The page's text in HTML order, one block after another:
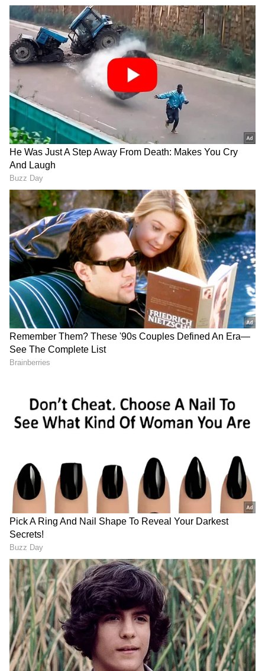
ఆయన స్పీడు తగ్గించారు. అయితే తాజాగా ఈ కబ్జా చిత్రం
టీజర్ వచ్చి ఆశ్చర్యపరిచింది. కేజీఎఫ్ పోలికలతో ట్రైలర్
వచ్చినా మంచి ఎక్సపెక్టేషన్స్ క్రియేట్ చేసింది. ఈ క్రమంలో
విడుదలైన ఈ చిత్రం ఆ అంచనాలను అందుకుందా..అసలు
ఈ కబ్జా కథేంటి..చూడదగ్గ సినిమాయేనా వంటి విషయాలు
రివ్యూలో చూద్దాం.
గూగుల్‌లో ఆసక్తికరమైన సమాచారం కోసం ఏసియానెట్ తెలుగు
ను మీ ఫ్రిఫర్డ్ సోర్స్ గా ఎంచుకోండి
2
Kabzaa
స్టోరీ లైన్:
1947 నుంచి 1984 కాలంలో నడిచే ఈ కథని సిటీకి కొత్తగా
వచ్చిన భార్గవ్ భక్షి(కిచ్చా సుదీప్) పాయింటాఫ్ వ్యూలో
నేరేట్ చేస్తూంటారు. అప్పట్లో ఆర్కేశ్వర్(ఉపేంద్ర) అనే డాన్
ఉన్నాడని, అతను మాములు వాడు కాదని చెప్పటం
మొదలెడతాడు. ఉత్తర భారతదేశంలో సంగ్రామ్ అనే
గ్రామంలో పుట్టి పెరుగుతాడు అర్కేశ్వర్ (ఉపేంద్ర)..
స్వాతంత్ర్య యోధుడైన తన తండ్రి చనిపోవడంతో సౌత్